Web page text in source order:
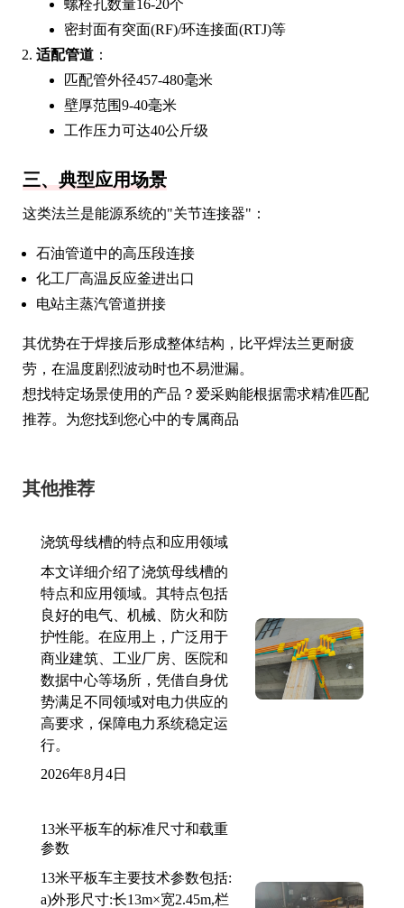
螺栓孔数量16-20个
密封面有突面(RF)/环连接面(RTJ)等
适配管道 ：
匹配管外径457-480毫米
壁厚范围9-40毫米
工作压力可达40公斤级
三、典型应用场景
这类法兰是能源系统的"关节连接器"：
石油管道中的高压段连接
化工厂高温反应釜进出口
电站主蒸汽管道拼接
其优势在于焊接后形成整体结构，比平焊法兰更耐疲
劳，在温度剧烈波动时也不易泄漏。
想找特定场景使用的产品？爱采购能根据需求精准匹配
推荐。为您找到您心中的专属商品
其他推荐
浇筑母线槽的特点和应用领域
本文详细介绍了浇筑母线槽的
特点和应用领域。其特点包括
良好的电气、机械、防火和防
护性能。在应用上，广泛用于
商业建筑、工业厂房、医院和
数据中心等场所，凭借自身优
势满足不同领域对电力供应的
高要求，保障电力系统稳定运
行。
2026年8月4日
13米平板车的标准尺寸和载重
参数
13米平板车主要技术参数包括:
a)外形尺寸:长13m×宽2.45m,栏